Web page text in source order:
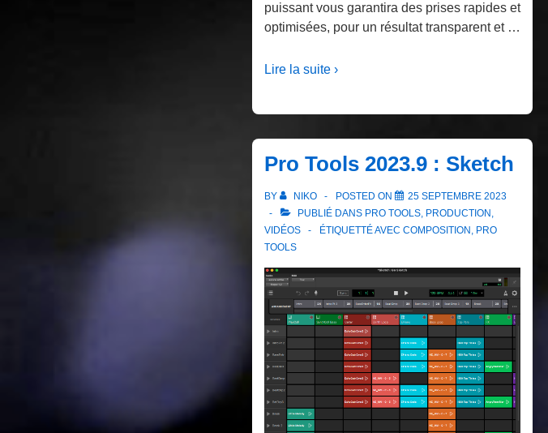
puissant vous garantira des prises rapides et
optimisées, pour un résultat transparent et …
Lire la suite ›
Pro Tools 2023.9 : Sketch
BY NIKO POSTED ON
25 SEPTEMBRE 2023
PUBLIÉ DANS PRO TOOLS, PRODUCTION ,
VIDÉOS
ÉTIQUETTÉ AVEC COMPOSITION , PRO
TOOLS